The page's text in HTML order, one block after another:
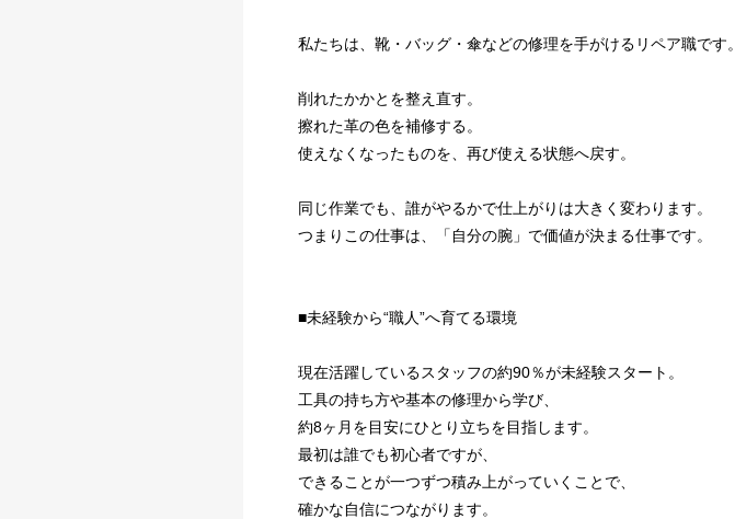
私たちは、靴・バッグ・傘などの修理を手がけるリペア職です。
削れたかかとを整え直す。
擦れた革の色を補修する。
使えなくなったものを、再び使える状態へ戻す。
同じ作業でも、誰がやるかで仕上がりは大きく変わります。
つまりこの仕事は、「自分の腕」で価値が決まる仕事です。
■未経験から“職人”へ育てる環境
現在活躍しているスタッフの約90％が未経験スタート。
工具の持ち方や基本の修理から学び、
約8ヶ月を目安にひとり立ちを目指します。
最初は誰でも初心者ですが、
できることが一つずつ積み上がっていくことで、
確かな自信につながります。